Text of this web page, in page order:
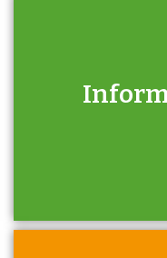
Zjistěte, jak